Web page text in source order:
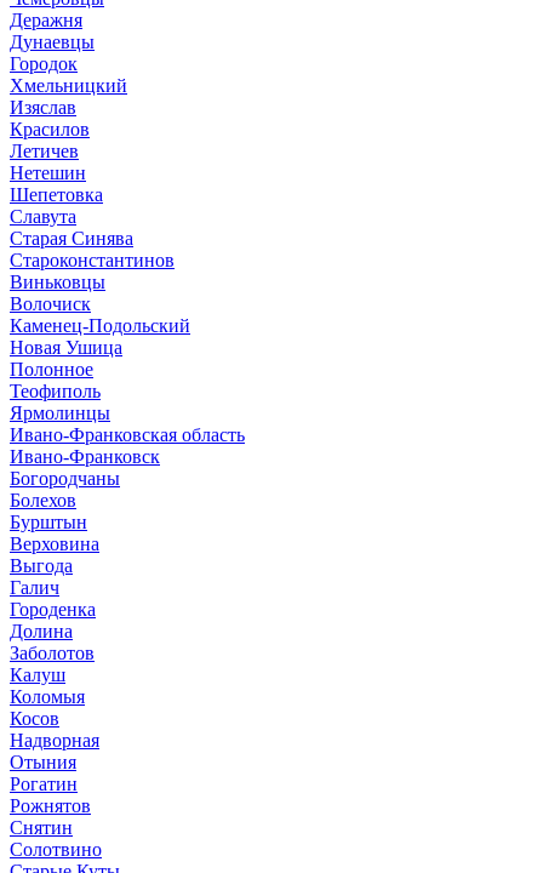
Деражня
Дунаевцы
Городок
Хмельницкий
Изяслав
Красилов
Летичев
Нетешин
Шепетовка
Славута
Старая Синява
Староконстантинов
Виньковцы
Волочиск
Каменец-Подольский
Новая Ушица
Полонное
Теофиполь
Ярмолинцы
Ивано-Франковская область
Ивано-Франковск
Богородчаны
Болехов
Бурштын
Верховина
Выгода
Галич
Городенка
Долина
Заболотов
Калуш
Коломыя
Косов
Надворная
Отыния
Рогатин
Рожнятов
Снятин
Солотвино